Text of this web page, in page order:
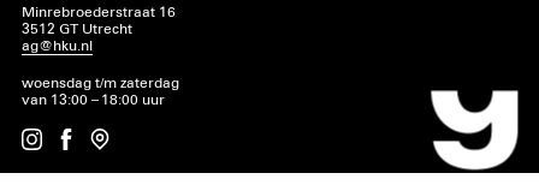
Minrebroederstraat 16
3512 GT Utrecht
ag@hku.nl
woensdag t/m zaterdag
van 13:00 – 18:00 uur